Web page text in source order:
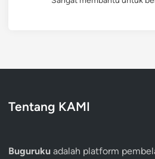
Tentang KAMI
Buguruku adalah platform